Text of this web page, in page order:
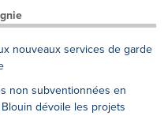
nouveaux services de garde
non subventionnées en
dévoile les projets